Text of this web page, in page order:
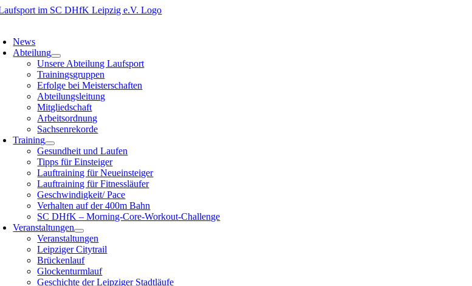
Zum
News
Abteilung
Unsere Abteilung Laufsport
Trainingsgruppen
Erfolge bei Meisterschaften
Abteilungsleitung
Mitgliedschaft
Arbeitsordnung
Sachsenrekorde
Training
Gesundheit und Laufen
Tipps für Einsteiger
Lauftraining für Neueinsteiger
Lauftraining für Fitnessläufer
Geschwindigkeit/ Pace
Verhalten auf der 400m Bahn
SC DHfK – Morning-Core-Workout-Challenge
Veranstaltungen
Veranstaltungen
Leipziger Citytrail
Brückenlauf
Glockenturmlauf
Geschichte der Leipziger Stadtläufe